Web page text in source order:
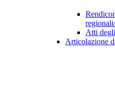
Atti
Articolazione